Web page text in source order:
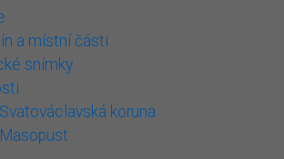
a místní části
snímky
Svatováclavská koruna
Masopust